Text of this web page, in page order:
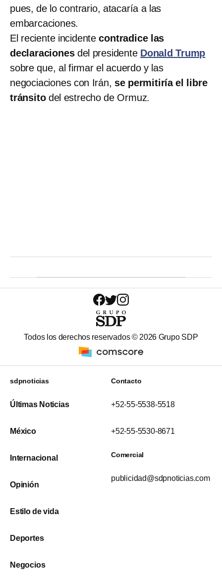
pues, de lo contrario, atacaría a las
embarcaciones.
El reciente incidentecontradice las
declaraciones del presidente Donald Trump
sobre que, al firmar el acuerdo y las
negociaciones con Irán, se permitiría el libre
tránsitodel estrecho de Ormuz.
Todos los derechos reservados © 2026 Grupo SDP
sdpnoticias
Últimas Noticias
México
Internacional
Opinión
Estilo de vida
Deportes
Negocios
Contacto
+52-55-5538-5518
+52-55-5530-8671
Comercial
publicidad@sdpnoticias.com